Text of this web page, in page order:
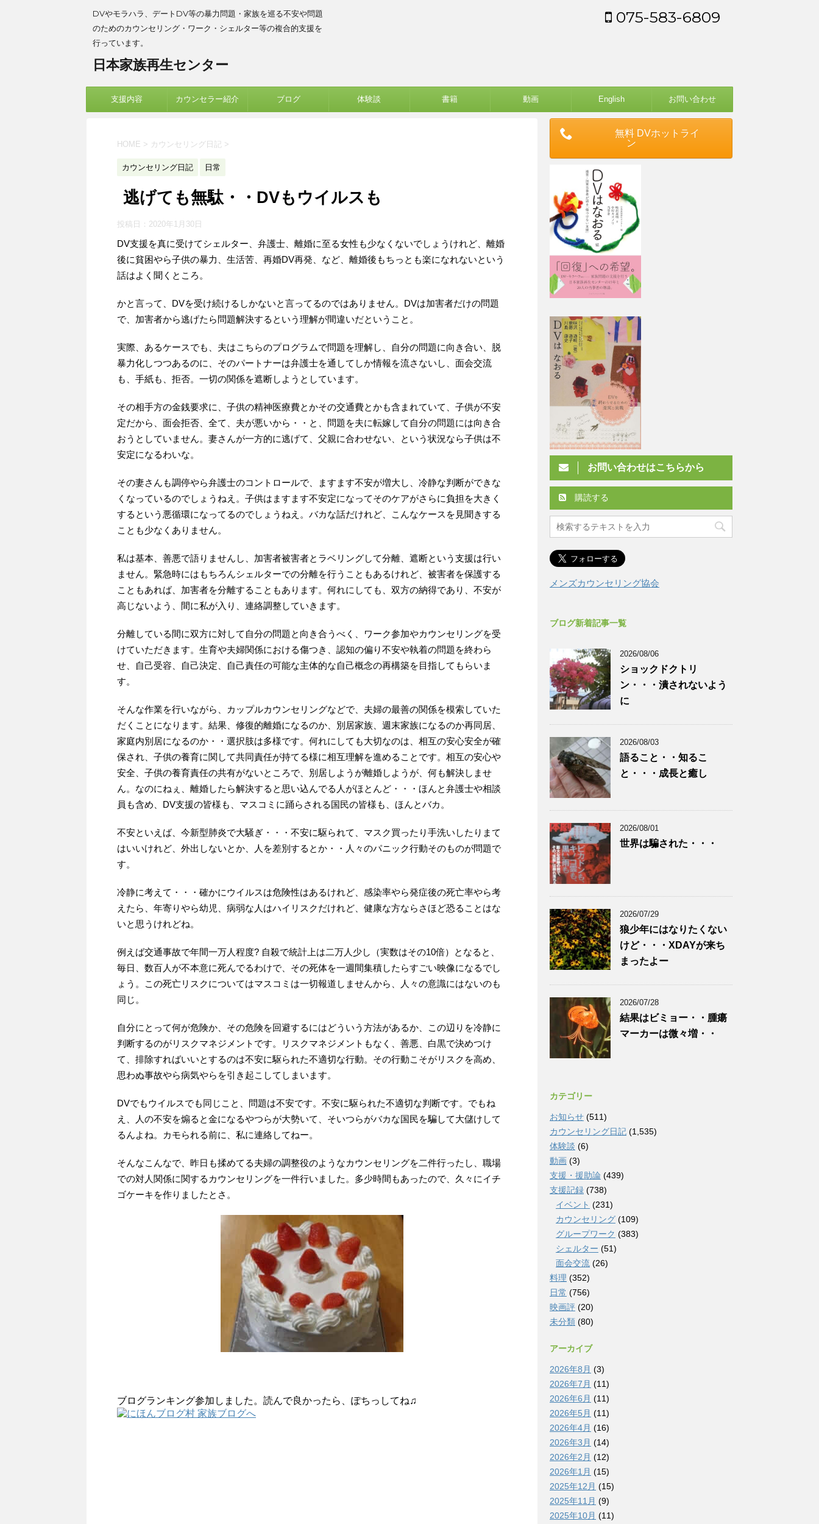
DVやモラハラ、デートDV等の暴力問題・家族を巡る不安や問題
のためのカウンセリング・ワーク・シェルター等の複合的支援を
行っています。
日本家族再生センター
075-583-6809
支援内容 カウンセラー紹介 ブログ 体験談 書籍 動画 English お問い合わせ
HOME > カウンセリング日記 >
カウンセリング日記 日常
逃げても無駄・・DVもウイルスも
投稿日： 2020年1月30日
DV支援を真に受けてシェルター、弁護士、離婚に至る女性も少なくないでしょうけれど、離婚
後に貧困やら子供の暴力、生活苦、再婚DV再発、など、離婚後もちっとも楽になれないという
話はよく聞くところ。
かと言って、DVを受け続けるしかないと言ってるのではありません。DVは加害者だけの問題
で、加害者から逃げたら問題解決するという理解が間違いだということ。
実際、あるケースでも、夫はこちらのプログラムで問題を理解し、自分の問題に向き合い、脱
暴力化しつつあるのに、そのパートナーは弁護士を通してしか情報を流さないし、面会交流
も、手紙も、拒否。一切の関係を遮断しようとしています。
その相手方の金銭要求に、子供の精神医療費とかその交通費とかも含まれていて、子供が不安
定だから、面会拒否、全て、夫が悪いから・・と、問題を夫に転嫁して自分の問題には向き合
おうとしていません。妻さんが一方的に逃げて、父親に合わせない、という状況なら子供は不
安定になるわいな。
その妻さんも調停やら弁護士のコントロールで、ますます不安が増大し、冷静な判断ができな
くなっているのでしょうねえ。子供はますます不安定になってそのケアがさらに負担を大きく
するという悪循環になってるのでしょうねえ。バカな話だけれど、こんなケースを見聞きする
ことも少なくありません。
私は基本、善悪で語りませんし、加害者被害者とラベリングして分離、遮断という支援は行い
ません。緊急時にはもちろんシェルターでの分離を行うこともあるけれど、被害者を保護する
こともあれば、加害者を分離することもあります。何れにしても、双方の納得であり、不安が
高じないよう、間に私が入り、連絡調整していきます。
分離している間に双方に対して自分の問題と向き合うべく、ワーク参加やカウンセリングを受
けていただきます。生育や夫婦関係における傷つき、認知の偏り不安や執着の問題を終わら
せ、自己受容、自己決定、自己責任の可能な主体的な自己概念の再構築を目指してもらいま
す。
そんな作業を行いながら、カップルカウンセリングなどで、夫婦の最善の関係を模索していた
だくことになります。結果、修復的離婚になるのか、別居家族、週末家族になるのか再同居、
家庭内別居になるのか・・選択肢は多様です。何れにしても大切なのは、相互の安心安全が確
保され、子供の養育に関して共同責任が持てる様に相互理解を進めることです。相互の安心や
安全、子供の養育責任の共有がないところで、別居しようが離婚しようが、何も解決しませ
ん。なのにねぇ、離婚したら解決すると思い込んでる人がほとんど・・・ほんと弁護士や相談
員も含め、DV支援の皆様も、マスコミに踊らされる国民の皆様も、ほんとバカ。
不安といえば、今新型肺炎で大騒ぎ・・・不安に駆られて、マスク買ったり手洗いしたりまて
はいいけれど、外出しないとか、人を差別するとか・・人々のパニック行動そのものが問題で
す。
冷静に考えて・・・確かにウイルスは危険性はあるけれど、感染率やら発症後の死亡率やら考
えたら、年寄りやら幼児、病弱な人はハイリスクだけれど、健康な方ならさほど恐ることはな
いと思うけれどね。
例えば交通事故で年間一万人程度? 自殺で統計上は二万人少し（実数はその10倍）となると、
毎日、数百人が不本意に死んでるわけで、その死体を一週間集積したらすごい映像になるでし
ょう。この死亡リスクについてはマスコミは一切報道しませんから、人々の意識にはないのも
同じ。
自分にとって何が危険か、その危険を回避するにはどういう方法があるか、この辺りを冷静に
判断するのがリスクマネジメントです。リスクマネジメントもなく、善悪、白黒で決めつけ
て、排除すればいいとするのは不安に駆られた不適切な行動。その行動こそがリスクを高め、
思わぬ事故やら病気やらを引き起こしてしまいます。
DVでもウイルスでも同じこと、問題は不安です。不安に駆られた不適切な判断です。でもね
え、人の不安を煽ると金になるやつらが大勢いて、そいつらがバカな国民を騙して大儲けして
るんよね。カモられる前に、私に連絡してねー。
そんなこんなで、昨日も揉めてる夫婦の調整役のようなカウンセリングを二件行ったし、職場
での対人関係に関するカウンセリングを一件行いました。多少時間もあったので、久々にイチ
ゴケーキを作りましたとさ。
ブログランキング参加しました。読んで良かったら、ぽちっしてね♫
無料 DVホットライ
ン
お問い合わせはこちらから
購読する
メンズカウンセリング協会
ブログ新着記事一覧
2026/08/06
ショックドクトリ
ン・・・潰されないよう
に
2026/08/03
語ること・・知るこ
と・・・成長と癒し
2026/08/01
世界は騙された・・・
2026/07/29
狼少年にはなりたくない
けど・・・XDAYが来ち
まったよー
2026/07/28
結果はビミョー・・腫瘍
マーカーは微々増・・
カテゴリー
お知らせ (511)
カウンセリング日記 (1,535)
体験談 (6)
動画 (3)
支援・援助論 (439)
支援記録 (738)
イベント (231)
カウンセリング (109)
グループワーク (383)
シェルター (51)
面会交流 (26)
料理 (352)
日常 (756)
映画評 (20)
未分類 (80)
アーカイブ
2026年8月 (3)
2026年7月 (11)
2026年6月 (11)
2026年5月 (11)
2026年4月 (16)
2026年3月 (14)
2026年2月 (12)
2026年1月 (15)
2025年12月 (15)
2025年11月 (9)
2025年10月 (11)